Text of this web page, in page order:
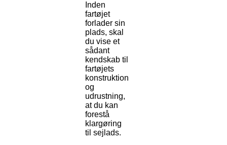
Inden
fartøjet
forlader sin
plads, skal
du vise et
sådant
kendskab til
fartøjets
konstruktion
og
udrustning,
at du kan
forestå
klargøring
til sejlads.